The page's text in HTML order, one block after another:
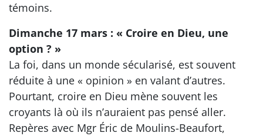
témoins.
Dimanche 17 mars : « Croire en Dieu, une
option ? »
La foi, dans un monde sécularisé, est souvent
réduite à une « opinion » en valant d’autres.
Pourtant, croire en Dieu mène souvent les
croyants là où ils n’auraient pas pensé aller.
Repères avec Mgr Éric de Moulins-Beaufort,